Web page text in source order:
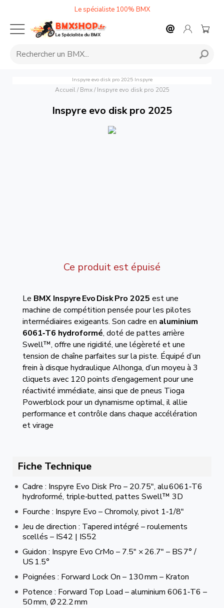
Le spécialiste 100% BMX
Inspyre evo disk pro 2025 Inspyre
Accueil/ Bmx/ Inspyre evo disk pro 2025
Inspyre evo disk pro 2025
Ce produit est épuisé
Le BMX Inspyre Evo Disk Pro 2025 est une
machine de compétition pensée pour les pilotes
intermédiaires exigeants. Son cadre en aluminium
6061‑T6 hydroformé, doté de pattes arrière
Swell™, offre une rigidité, une légèreté et une
tension de chaîne parfaites sur la piste. Équipé d’un
frein à disque hydraulique Alhonga, d’un moyeu à 3
cliquets avec 120 points d’engagement pour une
réactivité immédiate, ainsi que de pneus Tioga
Powerblock pour un dynamisme optimal, il allie
performance et contrôle dans chaque accélération
et virage
Fiche Technique
Cadre : Inspyre Evo Disk Pro – 20.75″, alu 6061‑T6
hydroformé, triple‑butted, pattes Swell™ 3D
Fourche : Inspyre Evo – Chromoly, pivot 1‑1/8″
Jeu de direction : Tapered intégré – roulements
scellés – IS42 | IS52
Guidon : Inspyre Evo CrMo – 7.5″ × 26.7″ – BS 7° /
US 1.5°
Poignées : Forward Lock On – 130 mm – Kraton
Potence : Forward Top Load – aluminium 6061‑T6 –
50 mm, Ø 22.2 mm